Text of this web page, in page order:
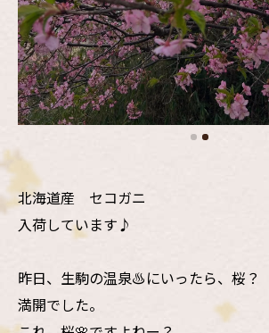
北海道産 セコガニ
入荷しています♪
昨日、生駒の温泉♨️にいったら、桜？
満開でした。